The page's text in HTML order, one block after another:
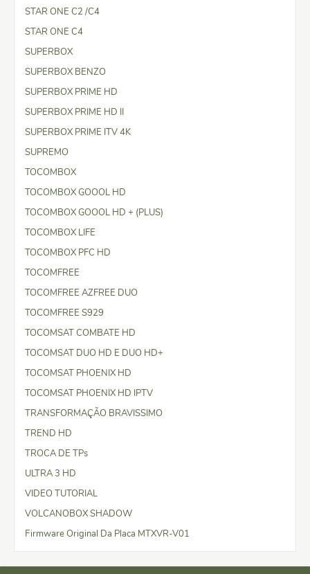
STAR ONE C2 /C4
STAR ONE C4
SUPERBOX
SUPERBOX BENZO
SUPERBOX PRIME HD
SUPERBOX PRIME HD II
SUPERBOX PRIME ITV 4K
SUPREMO
TOCOMBOX
TOCOMBOX GOOOL HD
TOCOMBOX GOOOL HD + (PLUS)
TOCOMBOX LIFE
TOCOMBOX PFC HD
TOCOMFREE
TOCOMFREE AZFREE DUO
TOCOMFREE S929
TOCOMSAT COMBATE HD
TOCOMSAT DUO HD E DUO HD+
TOCOMSAT PHOENIX HD
TOCOMSAT PHOENIX HD IPTV
TRANSFORMAÇÃO BRAVISSIMO
TREND HD
TROCA DE TPs
ULTRA 3 HD
VIDEO TUTORIAL
VOLCANOBOX SHADOW
Firmware Original Da Placa MTXVR-V01